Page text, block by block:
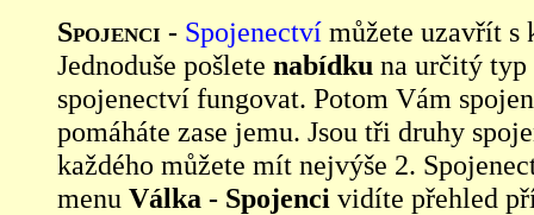
Spojenci - Spojenectví můžete uzavřít
Jednoduše pošlete nabídku na určitý typ
spojenectví fungovat. Potom Vám
pomáháte zase jemu. Jsou tři druhy
každého můžete mít nejvýše 2.
menu Válka - Spojenci vidíte přehled